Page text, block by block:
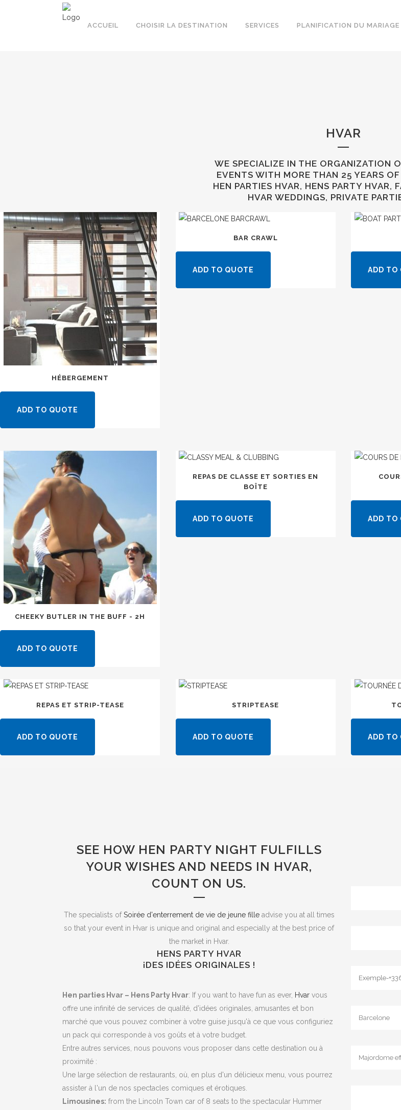
ACCUEIL CHOISIR LA DESTINATION SERVICES PLANIFICATION DU MARIAGE
HVAR
WE SPECIALIZE IN THE ORGANIZATION
EVENTS WITH MORE THAN 25 YEARS OF
HEN PARTIES HVAR, HENS PARTY HVAR,
HVAR WEDDINGS, PRIVATE
HÉBERGEMENT
ADD TO QUOTE
BAR CRAWL
ADD TO QUOTE ADD TO
CHEEKY BUTLER IN THE BUFF - 2H
ADD TO QUOTE
REPAS DE CLASSE ET SORTIES EN
BOÎTE
ADD TO QUOTE ADD TO
REPAS ET STRIP-TEASE
ADD TO QUOTE
STRIPTEASE
ADD TO QUOTE ADD TO
SEE HOW HEN PARTY NIGHT FULFILLS
YOUR WISHES AND NEEDS IN HVAR,
COUNT ON US.
The specialists ofSoirée d'enterrement de vie de jeune filleadvise you at all times
so that your event in Hvar is unique and original and especially at the best price of
the market in Hvar.
HENS PARTY HVAR
¡DES IDÉES ORIGINALES !
Hen parties Hvar – Hens Party Hvar: If you want to have fun as ever, Hvar vous
offre une infinité de services de qualité, d'idées originales, amusantes et bon
marché que vous pouvez combiner à votre guise jusqu'à ce que vous configuriez
un pack qui corresponde à vos goûts et à votre budget.
Entre autres services, nous pouvons vous proposer dans cette destination ou à
proximité :
Une large sélection de restaurants, où, en plus d'un délicieux menu, vous pourrez
assister à l'un de nos spectacles comiques et érotiques.
Limousines: from the Lincoln Town car of 8 seats to the spectacular Hummer